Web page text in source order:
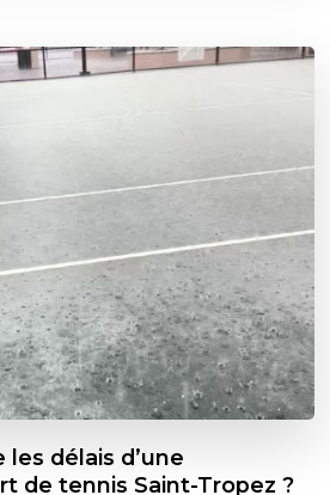
délais d’une
de tennis Saint-Tropez ?